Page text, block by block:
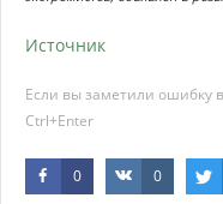
Источник
Если вы заметили ошибку
Ctrl+Enter
0 0